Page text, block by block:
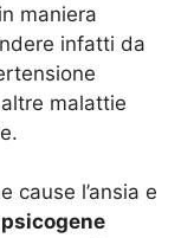
maniera
infatti da
malattie
cause l’ansia e